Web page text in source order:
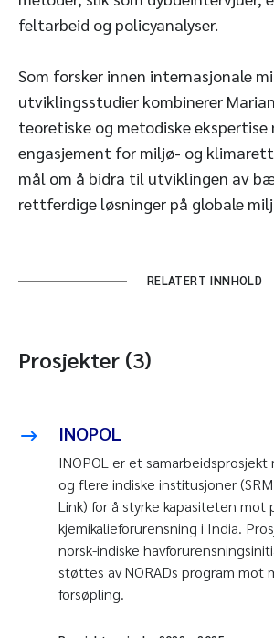
feltarbeid og policyanalyser.
Som forsker innen internasjonale
utviklingsstudier kombinerer
teoretiske og metodiske
engasjement for miljø- og
mål om å bidra til utviklingen av
rettferdige løsninger på globale
RELATERT INNHOLD
Prosjekter (3)
INOPOL
INOPOL er et samarbeidsprosjekt
og flere indiske institusjoner
Link) for å styrke kapasiteten mot
kjemikalieforurensning i India.
norsk-indiske
støttes av NORADs program mot
forsøpling.